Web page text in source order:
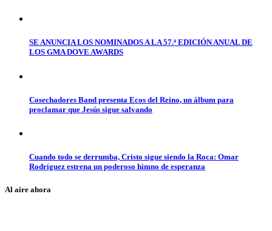
SE ANUNCIA LOS NOMINADOS A LA 57.ª EDICIÓN ANUAL DE
LOS GMA DOVE AWARDS
Cosechadores Band presenta Ecos del Reino, un álbum para
proclamar que Jesús sigue salvando
Cuando todo se derrumba, Cristo sigue siendo la Roca: Omar
Rodríguez estrena un poderoso himno de esperanza
Al aire ahora